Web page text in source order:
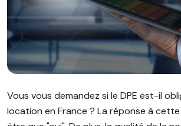
Vous vous demandez si le DPE est-il
location en France ? La réponse à